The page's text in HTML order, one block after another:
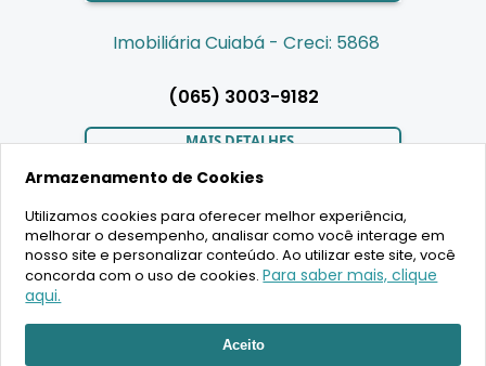
RECEBER ATENDIMENTO
Imobiliária Cuiabá - Creci: 5868
(065) 3003-9182
MAIS DETALHES
LIGAMOS PARA VOCÊ
2020 Copyright - BR House Inteligência Imobiliária LTDA -
16.630.405/0001-43 - CRECI 19701 - Todos os direitos reservados
Armazenamento de Cookies
Utilizamos cookies para oferecer melhor experiência,
melhorar o desempenho, analisar como você interage em
nosso site e personalizar conteúdo. Ao utilizar este site, você
concorda com o uso de cookies.Para saber mais, clique
aqui.
Aceito